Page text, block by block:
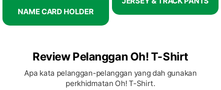
KELEBIHAN
TEMPAH DI
OH! T-SHIRT
NAME CARD HOLDER
Review Pelanggan Oh! T-Shirt
Apa kata pelanggan-pelanggan yang dah gunakan
perkhidmatan Oh! T-Shirt.